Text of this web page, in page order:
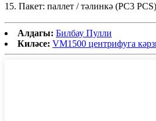
15. Пакет: паллет / тәлинкә (PC3
Алдагы: Билбау Пулли
Киләсе: VM1500 центрифуга